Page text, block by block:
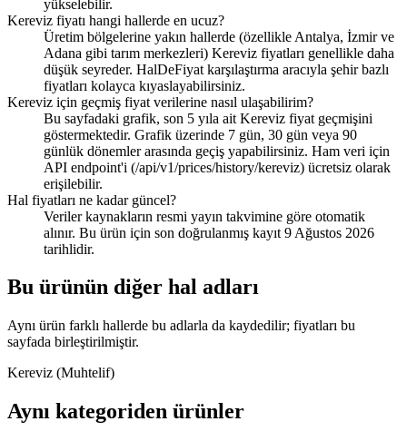
yükselebilir.
Kereviz fiyatı hangi hallerde en ucuz?
Üretim bölgelerine yakın hallerde (özellikle Antalya, İzmir ve
Adana gibi tarım merkezleri) Kereviz fiyatları genellikle daha
düşük seyreder. HalDeFiyat karşılaştırma aracıyla şehir bazlı
fiyatları kolayca kıyaslayabilirsiniz.
Kereviz için geçmiş fiyat verilerine nasıl ulaşabilirim?
Bu sayfadaki grafik, son 5 yıla ait Kereviz fiyat geçmişini
göstermektedir. Grafik üzerinde 7 gün, 30 gün veya 90
günlük dönemler arasında geçiş yapabilirsiniz. Ham veri için
API endpoint'i (/api/v1/prices/history/kereviz) ücretsiz olarak
erişilebilir.
Hal fiyatları ne kadar güncel?
Veriler kaynakların resmi yayın takvimine göre otomatik
alınır. Bu ürün için son doğrulanmış kayıt 9 Ağustos 2026
tarihlidir.
Bu ürünün diğer hal adları
Aynı ürün farklı hallerde bu adlarla da kaydedilir; fiyatları bu
sayfada birleştirilmiştir.
Kereviz (Muhtelif)
Aynı kategoriden ürünler